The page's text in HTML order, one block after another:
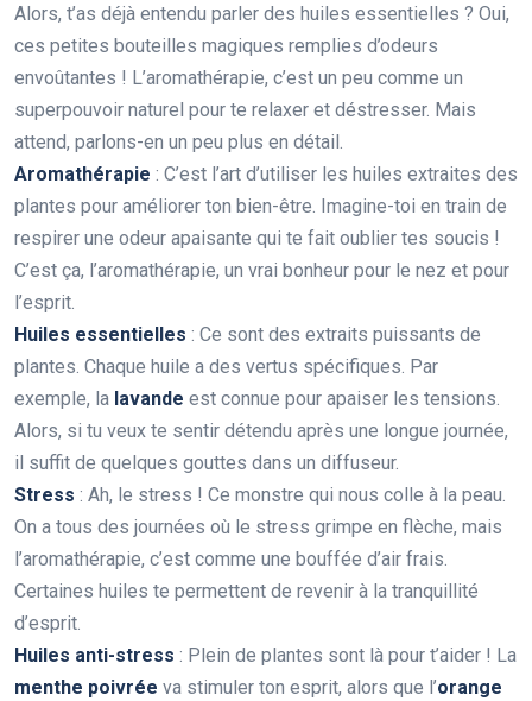
Alors, t’as déjà entendu parler des huiles essentielles ? Oui,
ces petites bouteilles magiques remplies d’odeurs
envoûtantes ! L’aromathérapie, c’est un peu comme un
superpouvoir naturel pour te relaxer et déstresser. Mais
attend, parlons-en un peu plus en détail.
Aromathérapie : C’est l’art d’utiliser les huiles extraites des
plantes pour améliorer ton bien-être. Imagine-toi en train de
respirer une odeur apaisante qui te fait oublier tes soucis !
C’est ça, l’aromathérapie, un vrai bonheur pour le nez et pour
l’esprit.
Huiles essentielles : Ce sont des extraits puissants de
plantes. Chaque huile a des vertus spécifiques. Par
exemple, la lavande est connue pour apaiser les tensions.
Alors, si tu veux te sentir détendu après une longue journée,
il suffit de quelques gouttes dans un diffuseur.
Stress : Ah, le stress ! Ce monstre qui nous colle à la peau.
On a tous des journées où le stress grimpe en flèche, mais
l’aromathérapie, c’est comme une bouffée d’air frais.
Certaines huiles te permettent de revenir à la tranquillité
d’esprit.
Huiles anti-stress : Plein de plantes sont là pour t’aider ! La
menthe poivrée va stimuler ton esprit, alors que l’orange